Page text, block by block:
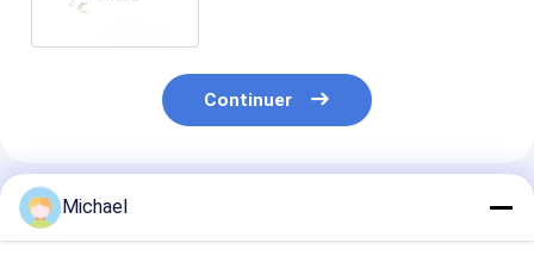
Continuer
Produits Recommandés
Michael